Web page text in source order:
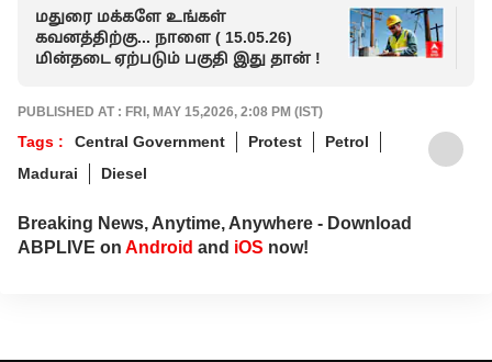
மதுரை மக்களே உங்கள்
கவனத்திற்கு... நாளை ( 15.05.26)
மின்தடை ஏற்படும் பகுதி இது தான் !
PUBLISHED AT : FRI, MAY 15,2026, 2:08 PM (IST)
Tags : Central Government Protest
Petrol
Madurai
Diesel
Breaking News, Anytime, Anywhere - Download
ABPLIVE on Android and iOS now!